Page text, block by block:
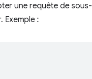
une requête de sous-
Exemple :